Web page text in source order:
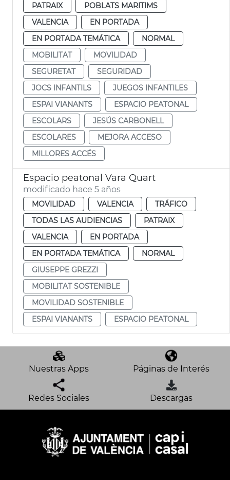
PATRAIX
POBLATS MARITIMS
VALENCIA
EN PORTADA
EN PORTADA TEMÁTICA
NORMAL
MOBILITAT
MOVILIDAD
SEGURETAT
SEGURIDAD
JOCS INFANTILS
JUEGOS INFANTILES
ESPAI VIANANTS
ESPACIO PEATONAL
ESCOLARS
JESÚS CARBONELL
ESCOLARES
MEJORA ACCESO
MILLORES ACCÉS
Espacio peatonal Vara Quart
modificado hace 5 años
MOVILIDAD VALENCIA
TRÁFICO
TODAS LAS AUDIENCIAS
PATRAIX
VALENCIA
EN PORTADA
EN PORTADA TEMÁTICA
NORMAL
GIUSEPPE GREZZI
MOBILITAT SOSTENIBLE
MOVILIDAD SOSTENIBLE
ESPAI VIANANTS
ESPACIO PEATONAL
Nuestras Apps Páginas de Interés
Redes Sociales Descargas